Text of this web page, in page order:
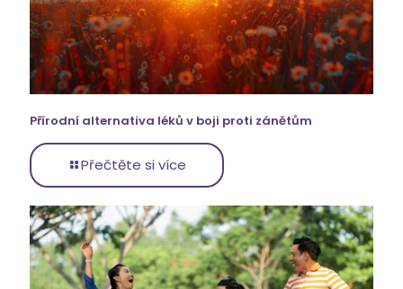
Přírodní alternativa léků v boji proti zánětům
Přečtěte si více